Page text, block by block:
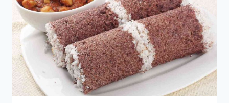
അച്ചപ്പം
എളുപ്പം
ഉണ്ടാക്കാം!
|
KERALA
TRADITIONAL
STYLE
ACHAPPAM
RECIPE